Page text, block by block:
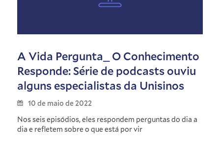
A Vida Pergunta_ O Conhecimento
Responde: Série de podcasts ouviu
alguns especialistas da Unisinos
10 de maio de 2022
Nos seis episódios, eles respondem perguntas do dia a
dia e refletem sobre o que está por vir